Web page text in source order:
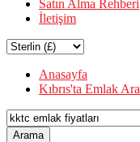
Satın Alma Rehberi
İletişim
Anasayfa
Kıbrıs'ta Emlak Ara
Arama